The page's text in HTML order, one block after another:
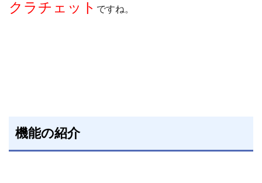
クラチェット ですね。
機能の紹介